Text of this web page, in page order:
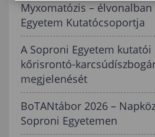
Myxomatózis – élvonalban
Egyetem Kutatócsoportja
A Soproni Egyetem kutatói
kőrisrontó-
megjelenését
BoTANtábor 2026 –
Soproni Egyetemen